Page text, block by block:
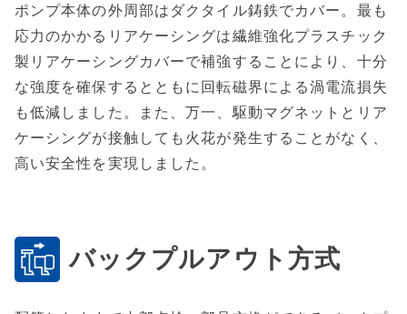
ポンプ本体の外周部はダクタイル鋳鉄でカバー。最も
応力のかかるリアケーシングは繊維強化プラスチック
製リアケーシングカバーで補強することにより、十分
な強度を確保するとともに回転磁界による渦電流損失
も低減しました。また、万一、駆動マグネットとリア
ケーシングが接触しても火花が発生することがなく、
高い安全性を実現しました。
バックプルアウト方式